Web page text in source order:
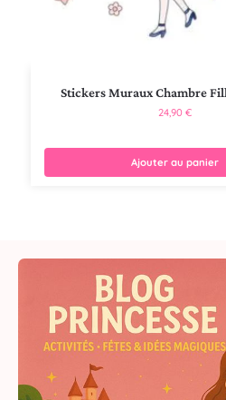
Stickers Muraux Chambre
24,90€
Ajouter au panier